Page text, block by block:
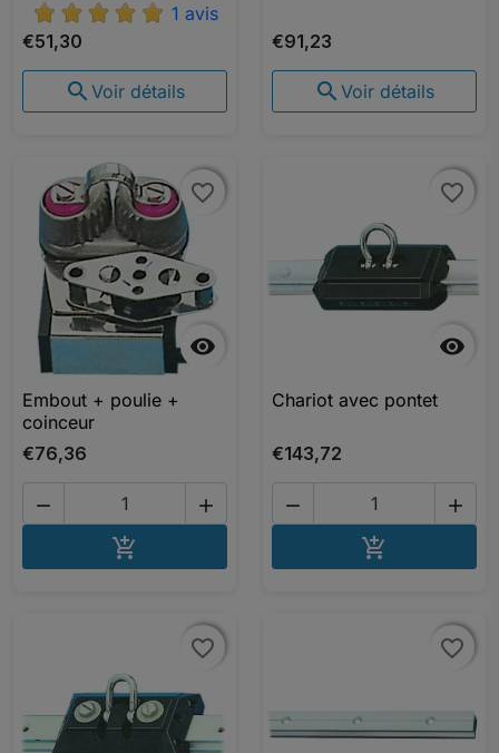
1 avis
€51,30
 Voir détails
€91,23
 Voir détails

favorite_border
favorite_border
Embout + poulie +
coinceur
€76,36
 


favorite_border
favorite_border
Chariot avec pontet
€143,72
 

favorite_border
favorite_border favorite_border
favorite_border